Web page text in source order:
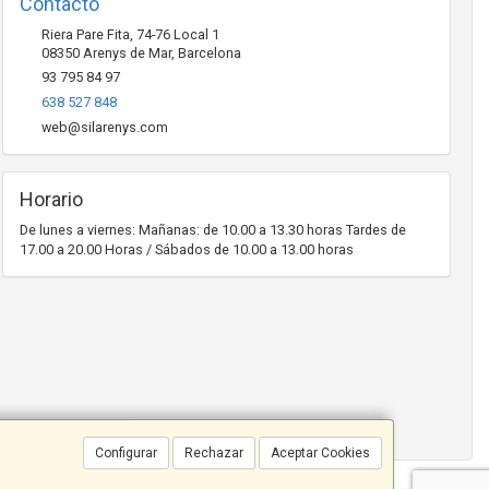
Configurar Rechazar Aceptar Cookies
Riera Pare Fita, 74-76 Local 1
08350 Arenys de Mar, Barcelona
93 795 84 97
638 527 848
web@silarenys.com
Horario
De lunes a viernes: Mañanas: de 10.00 a 13.30 horas Tardes de
17.00 a 20.00 Horas / Sábados de 10.00 a 13.00 horas